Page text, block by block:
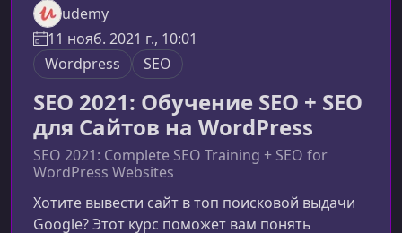
udemy
11 нояб. 2021 г., 10:01
Wordpress
SEO
SEO 2021: Обучение SEO + SEO
для Сайтов на WordPress
SEO 2021: Complete SEO Training + SEO for
WordPress Websites
Хотите вывести сайт в топ поисковой выдачи
Google? Этот курс поможет вам понять